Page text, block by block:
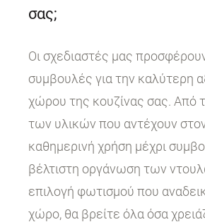
σας;
Οι σχεδιαστές μας
συμβουλές για την καλύτερη
χώρου της κουζίνας σας. Από
των υλικών που αντέχουν
καθημερινή χρήση μέχρι
βέλτιστη οργάνωση των
επιλογή φωτισμού που
χώρο, θα βρείτε όλα όσα